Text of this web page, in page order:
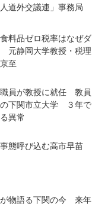
道外交議連」事務局
食料品ゼロ税率はなぜダ
元静岡大学教授・税理
至
員が教授に就任 教員
下関市立大学 ３年で
異常
態呼び込む高市早苗
物語る下関の今 来年